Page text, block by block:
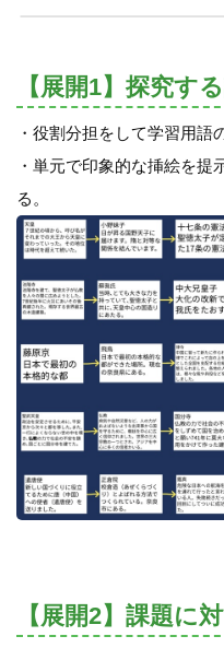
【展開1】探究す
・役割分担をして学習用語
・単元で印象的な挿絵を提
る。
【展開2】課題に